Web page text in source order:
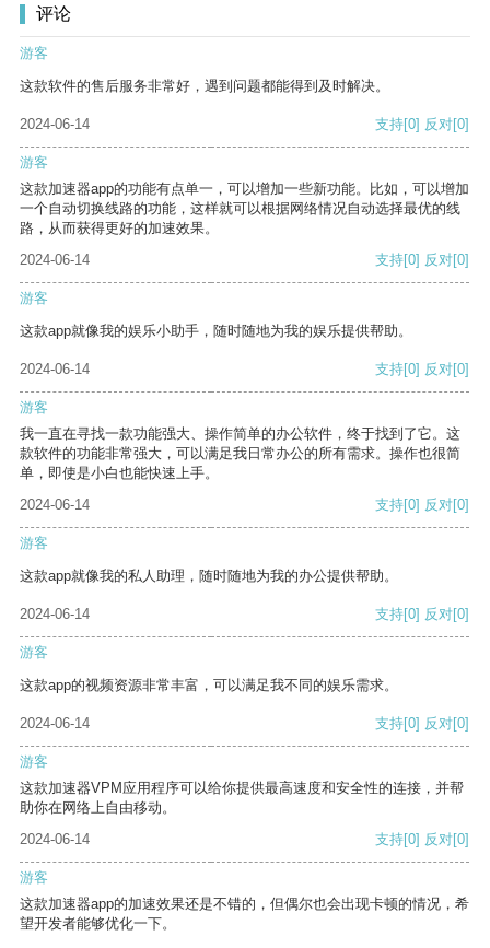
评论
游客
这款软件的售后服务非常好，遇到问题都能得到及时解决。
2024-06-14 支持[0] 反对[0]
游客
这款加速器app的功能有点单一，可以增加一些新功能。比如，可以增加
一个自动切换线路的功能，这样就可以根据网络情况自动选择最优的线
路，从而获得更好的加速效果。
2024-06-14
支持[0] 反对[0]
游客
这款app就像我的娱乐小助手，随时随地为我的娱乐提供帮助。
2024-06-14 支持[0] 反对[0]
游客
我一直在寻找一款功能强大、操作简单的办公软件，终于找到了它。这
款软件的功能非常强大，可以满足我日常办公的所有需求。操作也很简
单，即使是小白也能快速上手。
2024-06-14
支持[0] 反对[0]
游客
这款app就像我的私人助理，随时随地为我的办公提供帮助。
2024-06-14 支持[0] 反对[0]
游客
这款app的视频资源非常丰富，可以满足我不同的娱乐需求。
2024-06-14 支持[0] 反对[0]
游客
这款加速器VPM应用程序可以给你提供最高速度和安全性的连接，并帮
助你在网络上自由移动。
2024-06-14
支持[0] 反对[0]
游客
这款加速器app的加速效果还是不错的，但偶尔也会出现卡顿的情况，希
望开发者能够优化一下。